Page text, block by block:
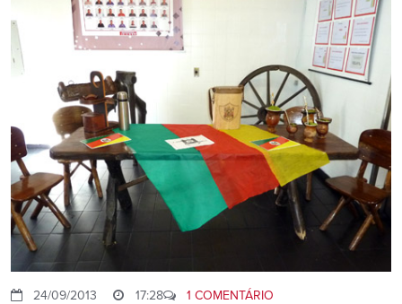
24/09/2013 17:28
1 COMENTÁRIO